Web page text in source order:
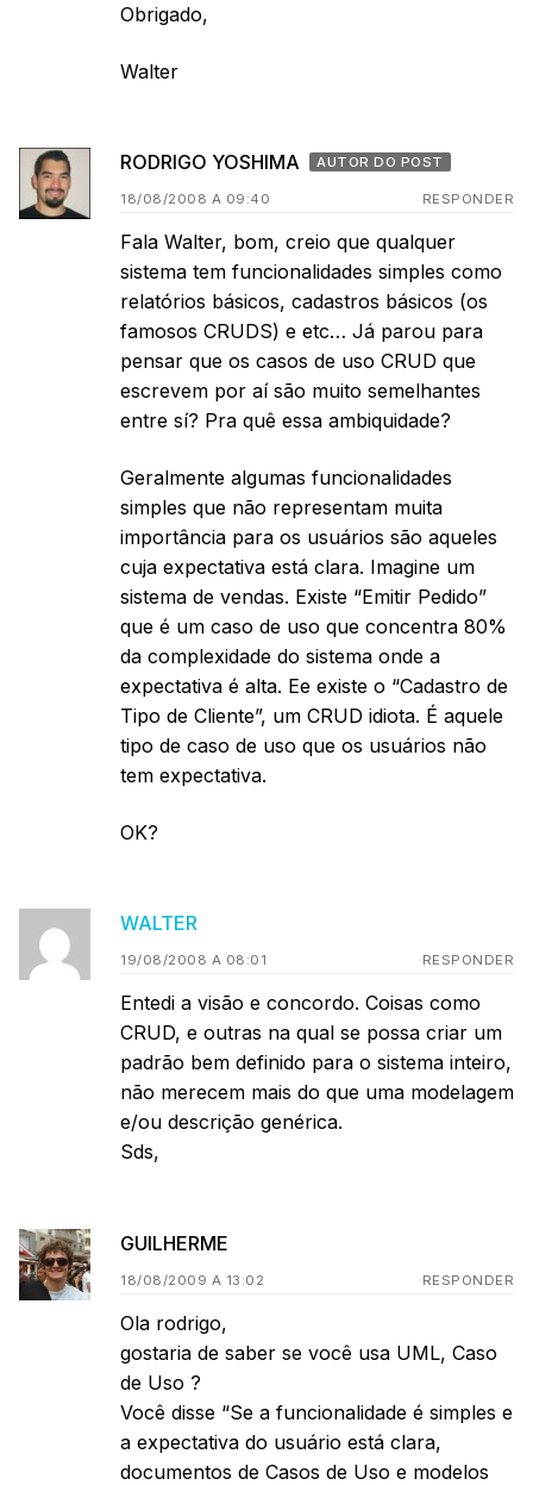
Obrigado,
Walter
RODRIGO YOSHIMA AUTOR DO POST
18/08/2008 A 09:40 RESPONDER
Fala Walter, bom, creio que qualquer
sistema tem funcionalidades simples como
relatórios básicos, cadastros básicos (os
famosos CRUDS) e etc… Já parou para
pensar que os casos de uso CRUD que
escrevem por aí são muito semelhantes
entre sí? Pra quê essa ambiquidade?
Geralmente algumas funcionalidades
simples que não representam muita
importância para os usuários são aqueles
cuja expectativa está clara. Imagine um
sistema de vendas. Existe “Emitir Pedido”
que é um caso de uso que concentra 80%
da complexidade do sistema onde a
expectativa é alta. Ee existe o “Cadastro de
Tipo de Cliente”, um CRUD idiota. É aquele
tipo de caso de uso que os usuários não
tem expectativa.
OK?
WALTER
19/08/2008 A 08:01 RESPONDER
Entedi a visão e concordo. Coisas como
CRUD, e outras na qual se possa criar um
padrão bem definido para o sistema inteiro,
não merecem mais do que uma modelagem
e/ou descrição genérica.
Sds,
GUILHERME
18/08/2009 A 13:02 RESPONDER
Ola rodrigo,
gostaria de saber se você usa UML, Caso
de Uso ?
Você disse “Se a funcionalidade é simples e
a expectativa do usuário está clara,
documentos de Casos de Uso e modelos